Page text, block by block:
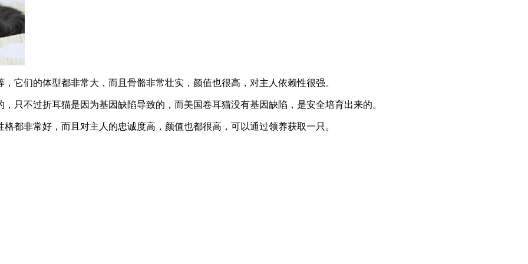
它们的体型都非常大，而且骨骼非常壮实，颜值也很高，对主人依赖性很强。
只不过折耳猫是因为基因缺陷导致的，而美国卷耳猫没有基因缺陷，是安全培育出来的。
都非常好，而且对主人的忠诚度高，颜值也都很高，可以通过领养获取一只。